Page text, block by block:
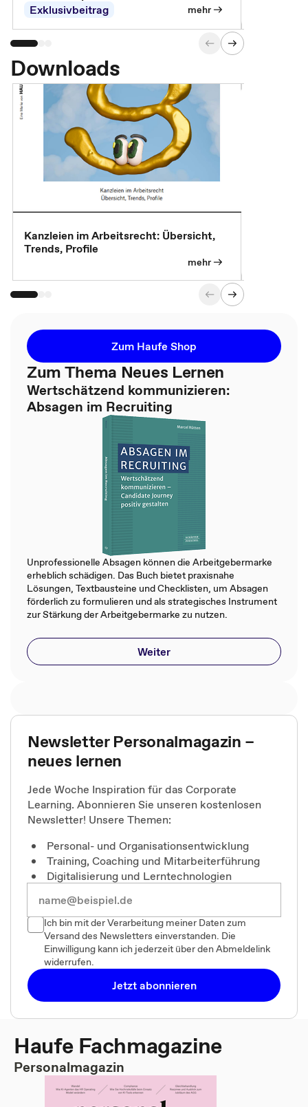
Exklusivbeitrag
mehr
Downloads
Kanzleien im Arbeitsrecht: Übersicht,
Trends, Profile
mehr
Zum Haufe Shop
Zum Thema Neues Lernen
Wertschätzend kommunizieren:
Absagen im Recruiting
Unprofessionelle Absagen können die Arbeitgebermarke
erheblich schädigen. Das Buch bietet praxisnahe
Lösungen, Textbausteine und Checklisten, um Absagen
förderlich zu formulieren und als strategisches Instrument
zur Stärkung der Arbeitgebermarke zu nutzen.
Weiter
Newsletter Personalmagazin –
neues lernen
Jede Woche Inspiration für das Corporate
Learning. Abonnieren Sie unseren kostenlosen
Newsletter! Unsere Themen:
Personal- und Organisationsentwicklung
Training, Coaching und Mitarbeiterführung
Digitalisierung und Lerntechnologien
Ich bin mit der Verarbeitung meiner Daten zum
Versand des Newsletters einverstanden. Die
Einwilligung kann ich jederzeit über den Abmeldelink
widerrufen.
Jetzt abonnieren
Haufe Fachmagazine
Personalmagazin